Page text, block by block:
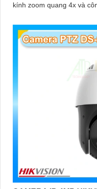
kính zoom quang 4x và